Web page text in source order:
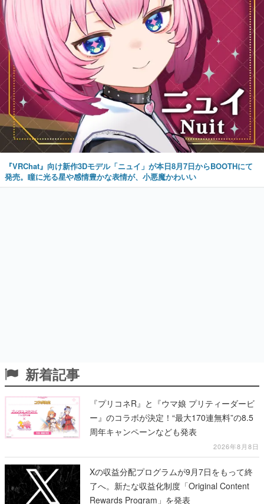
『VRChat』向け新作3Dモデル「ニュイ」が本日8月7日からBOOTHにて
発売。瞳に光る星や感情豊かな表情が、小悪魔かわいい
新着記事
『プリコネR』と『ウマ娘 プリティーダービ
ー』のコラボが決定！“最大170連無料”の8.5
周年キャンペーンなども発表
2026年8月8日
Xの収益分配プログラムが9月7日をもって終
了へ。新たな収益化制度「Original Content
Rewards Program」を発表